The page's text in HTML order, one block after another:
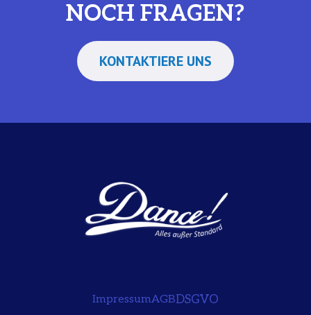
NOCH FRAGEN?
KONTAKTIERE UNS
ImpressumAGBDSGVO